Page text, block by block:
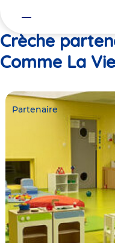
Crèche
Comme La
Partenaire